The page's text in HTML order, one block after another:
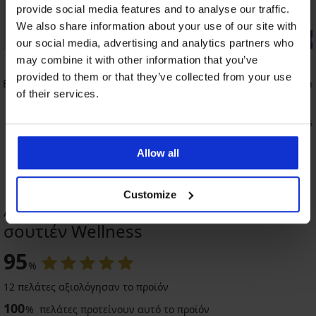
provide social media features and to analyse our traffic.
We also share information about your use of our site with
our social media, advertising and analytics partners who
may combine it with other information that you’ve
provided to them or that they’ve collected from your use
of their services.
Allow all
Customize
5
Black
-20% BRA20
5
Αθλητικό σουτιέν Function Flex
26,99 €
-20% BRA20
Σουτιέν
42,39 €
Αθλητικό
σουτιέν
ΑΞΙΟΛΟΓΗΣΗ ΠΡΟΪΟΝΤΟΣ Αθλητικό
σουτιέν Wellness
95%
12 πελάτες αξιολόγησαν το προϊόν
100% πελάτες προτείνουν αυτό το προϊόν